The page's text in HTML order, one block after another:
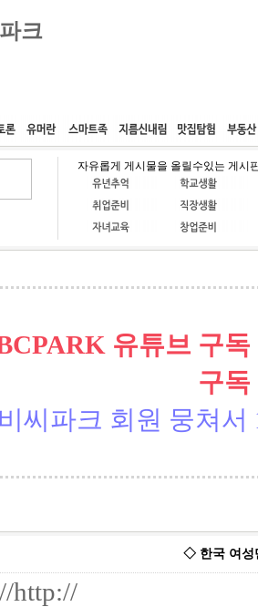
속도패치 웹호스팅 공동구매
자유롭게 게시물을 올릴수있는 게시
유튜브 구
구독
비씨파크 회원 뭉쳐서
◇ 한국 여성
http://